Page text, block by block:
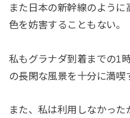
また日本の新幹線のよう
色を妨害することもない。
私もグラナダ到着までの1
の長閑な風景を十分に満喫
また、私は利用しなかっ